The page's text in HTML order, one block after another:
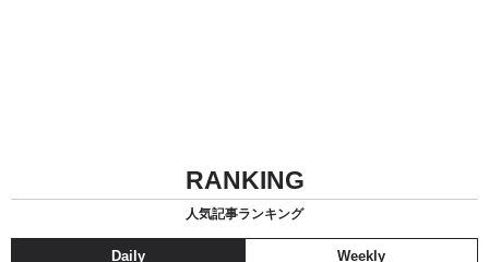
RANKING
人気記事ランキング
Daily Weekly